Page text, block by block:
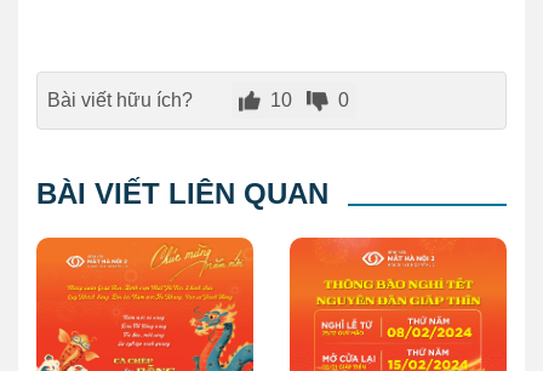
Bài viết hữu ích? 10 0
BÀI VIẾT LIÊN QUAN